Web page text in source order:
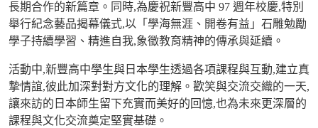
長期合作的新篇章。同時,為慶祝新豐高中 97 週年校慶,特別
舉行紀念藝品揭幕儀式,以「學海無涯、開卷有益」石雕勉勵
學子持續學習、精進自我,象徵教育精神的傳承與延續。
活動中,新豐高中學生與日本學生透過各項課程與互動,建立真
摯情誼,彼此加深對對方文化的理解。歡笑與交流交織的一天,
讓來訪的日本師生留下充實而美好的回憶,也為未來更深層的
課程與文化交流奠定堅實基礎。